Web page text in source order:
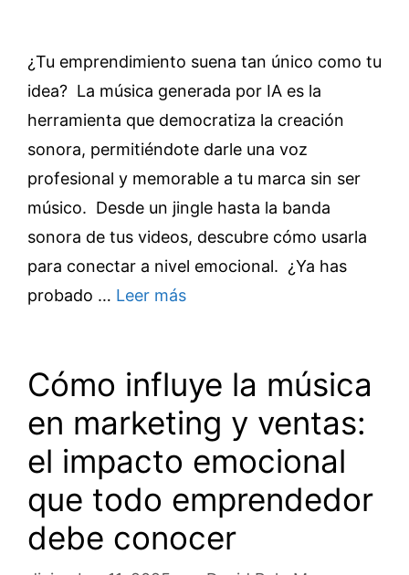
¿Tu emprendimiento suena tan único como tu
idea? La música generada por IA es la
herramienta que democratiza la creación
sonora, permitiéndote darle una voz
profesional y memorable a tu marca sin ser
músico. Desde un jingle hasta la banda
sonora de tus videos, descubre cómo usarla
para conectar a nivel emocional. ¿Ya has
probado … Leer más
Cómo influye la música
en marketing y ventas:
el impacto emocional
que todo emprendedor
debe conocer